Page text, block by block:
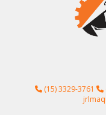
(15) 3329-3761